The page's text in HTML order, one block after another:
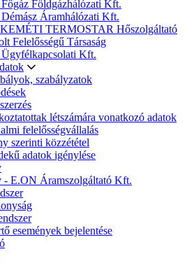
Földgázhálózati Kft.
Áramhálózati Kft.
TERMOSTAR Hőszolgáltató
Felelősségű Társaság
Kft.
szabályzatok
létszámára vonatkozó adatok
felelősségvállalás
szerinti közzététel
adatok igénylése
- E.ON Áramszolgáltató Kft.
események bejelentése